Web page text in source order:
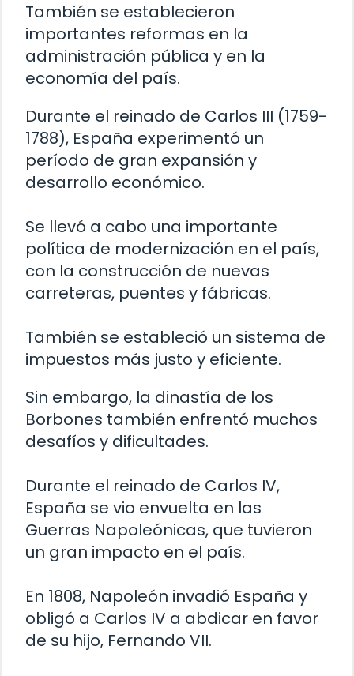
También se establecieron
importantes reformas en la
administración pública y en la
economía del país.
Durante el reinado de Carlos III (1759-
1788), España experimentó un
período de gran expansión y
desarrollo económico.
Se llevó a cabo una importante
política de modernización en el país,
con la construcción de nuevas
carreteras, puentes y fábricas.
También se estableció un sistema de
impuestos más justo y eficiente.
Sin embargo, la dinastía de los
Borbones también enfrentó muchos
desafíos y dificultades.
Durante el reinado de Carlos IV,
España se vio envuelta en las
Guerras Napoleónicas, que tuvieron
un gran impacto en el país.
En 1808, Napoleón invadió España y
obligó a Carlos IV a abdicar en favor
de su hijo, Fernando VII.